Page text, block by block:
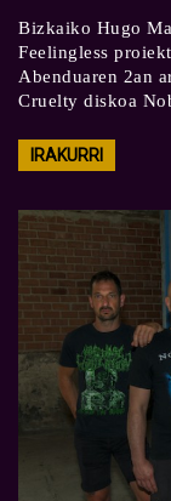
Bizkaiko Hugo
Feelingless
Abenduaren 2an
Cruelty diskoa
IRAKURRI